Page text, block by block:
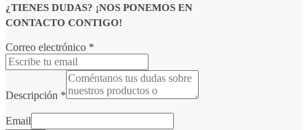
¿TIENES DUDAS? ¡NOS PONEMOS EN
CONTACTO CONTIGO!
Correo electrónico *
Descripción *
Email